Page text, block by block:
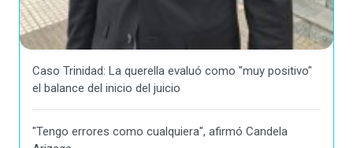
Caso Trinidad: La querella evaluó como "muy positivo"
el balance del inicio del juicio
"Tengo errores como cualquiera", afirmó Candela